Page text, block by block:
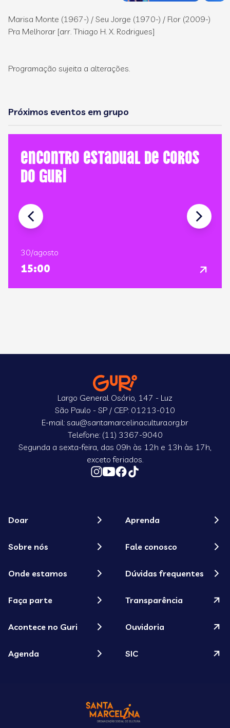
Marisa Monte (1967-) / Seu Jorge (1970-) / Flor (2009-)
Pra Melhorar [arr. Thiago H. X. Rodrigues]
Programação sujeita a alterações.
Próximos eventos em grupo
Encontro Estadual de Coros
do GURI
30/agosto
15:00
Largo General Osório, 147 - Luz
São Paulo - SP / CEP: 01213-010
E-mail: sau@santamarcelinacultura.org.br
Telefone: (11) 3367-9040
Segunda a sexta-feira, das 09h às 12h e 13h às 17h,
exceto feriados.
Doar
Sobre nós
Onde estamos
Faça parte
Acontece no Guri
Agenda
Aprenda
Fale conosco
Dúvidas frequentes
Transparência
Ouvidoria
SIC